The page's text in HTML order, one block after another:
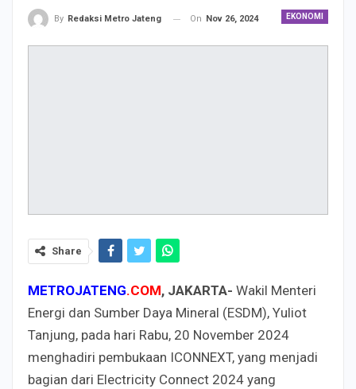
EKONOMI
By Redaksi Metro Jateng On Nov 26, 2024
Share
METROJATENG.COM, JAKARTA- Wakil Menteri
Energi dan Sumber Daya Mineral (ESDM), Yuliot
Tanjung, pada hari Rabu, 20 November 2024
menghadiri pembukaan ICONNEXT, yang menjadi
bagian dari Electricity Connect 2024 yang